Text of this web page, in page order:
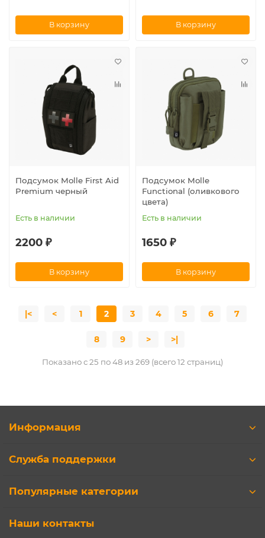
В корзину В корзину
Подсумок Molle First Aid
Premium черный
Есть в наличии
2200 ₽
В корзину
Подсумок Molle
Functional (оливкового
цвета)
Есть в наличии
1650 ₽
В корзину
|< < 1 2 3 4 5 6 7
8 9 > >|
Показано с 25 по 48 из 269 (всего 12 страниц)
Информация
Служба поддержки
Популярные категории
Наши контакты